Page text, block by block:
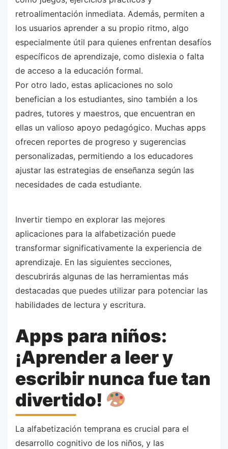
retroalimentación inmediata. Además, permiten a
los usuarios aprender a su propio ritmo, algo
especialmente útil para quienes enfrentan desafíos
específicos de aprendizaje, como dislexia o falta
de acceso a la educación formal.
Por otro lado, estas aplicaciones no solo
benefician a los estudiantes, sino también a los
padres, tutores y maestros, que encuentran en
ellas un valioso apoyo pedagógico. Muchas apps
ofrecen reportes de progreso y sugerencias
personalizadas, permitiendo a los educadores
ajustar las estrategias de enseñanza según las
necesidades de cada estudiante.
Invertir tiempo en explorar las mejores
aplicaciones para la alfabetización puede
transformar significativamente la experiencia de
aprendizaje. En las siguientes secciones,
descubrirás algunas de las herramientas más
destacadas que puedes utilizar para potenciar las
habilidades de lectura y escritura.
Apps para niños:
¡Aprender a leer y
escribir nunca fue tan
divertido!
La alfabetización temprana es crucial para el
desarrollo cognitivo de los niños, y las